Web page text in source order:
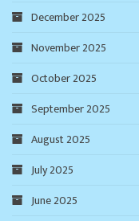
December 2025
November 2025
October 2025
September 2025
August 2025
July 2025
June 2025